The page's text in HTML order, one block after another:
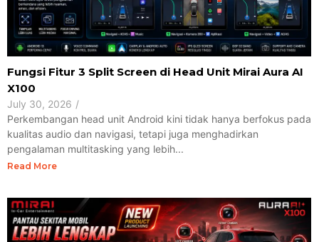
Fungsi Fitur 3 Split Screen di Head Unit Mirai Aura AI
X100
July 30, 2026 /
Perkembangan head unit Android kini tidak hanya berfokus pada
kualitas audio dan navigasi, tetapi juga menghadirkan
pengalaman multitasking yang lebih...
Read More